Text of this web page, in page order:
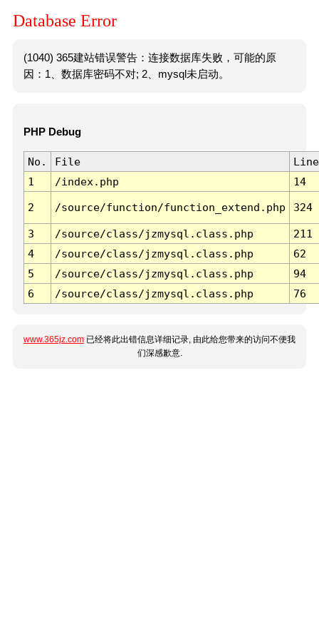
Database Error
(1040) 365建站错误警告：连接数据库失败，可能的原
因：1、数据库密码不对; 2、mysql未启动。
PHP Debug
No. File
Line
1
/index.php 14
2 /source/function/function_extend.php 324
3 /source/class/jzmysql.class.php
211
4
/source/class/jzmysql.class.php
62
5
/source/class/jzmysql.class.php
94
6
/source/class/jzmysql.class.php 76
www.365jz.com 已经将此出错信息详细记录, 由此给您带来的访问不便我
们深感歉意.